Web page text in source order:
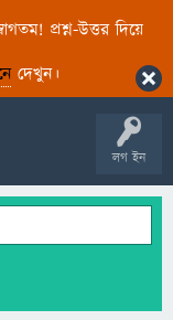
প্রশ্ন-উত্তর দিয়ে
দেখুন।
লগ ইন